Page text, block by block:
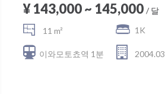
¥ 143,000 ~ 145,000 / 달
11 m²
이와모토쵸역 1분
1K
2004.03